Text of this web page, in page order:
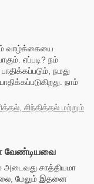
வாழ்க்கையை
எப்படி? நம்
நமது
நாம்
சிந்தித்தல் மற்றும்
வேண்டியவை
சாத்தியமா
மேலும் இதனை